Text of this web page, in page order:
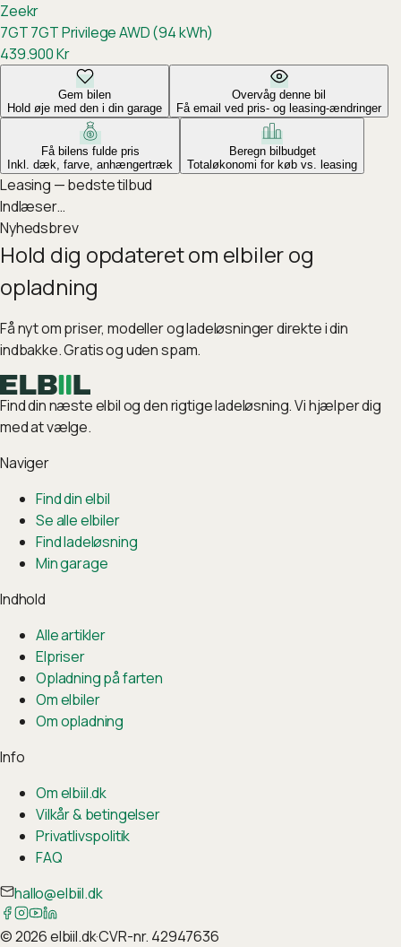
Zeekr
7GT7GT Privilege AWD (94 kWh)
439.900Kr
Gem bilen
Hold øje med den i din garage
Overvåg denne bil
Få email ved pris- og leasing-ændringer
Få bilens fulde pris
Inkl. dæk, farve, anhængertræk
Beregn bilbudget
Totaløkonomi for køb vs. leasing
Leasing — bedste tilbud
Indlæser…
Nyhedsbrev
Hold dig opdateret om elbiler og
opladning
Få nyt om priser, modeller og ladeløsninger direkte i din
indbakke. Gratis og uden spam.
Find din næste elbil og den rigtige ladeløsning. Vi hjælper dig
med at vælge.
Naviger
Find din elbil
Se alle elbiler
Find ladeløsning
Min garage
Indhold
Alle artikler
Elpriser
Opladning på farten
Om elbiler
Om opladning
Info
Om elbiil.dk
Vilkår & betingelser
Privatlivspolitik
FAQ
hallo@elbiil.dk
©2026elbiil.dk·CVR-nr. 42947636